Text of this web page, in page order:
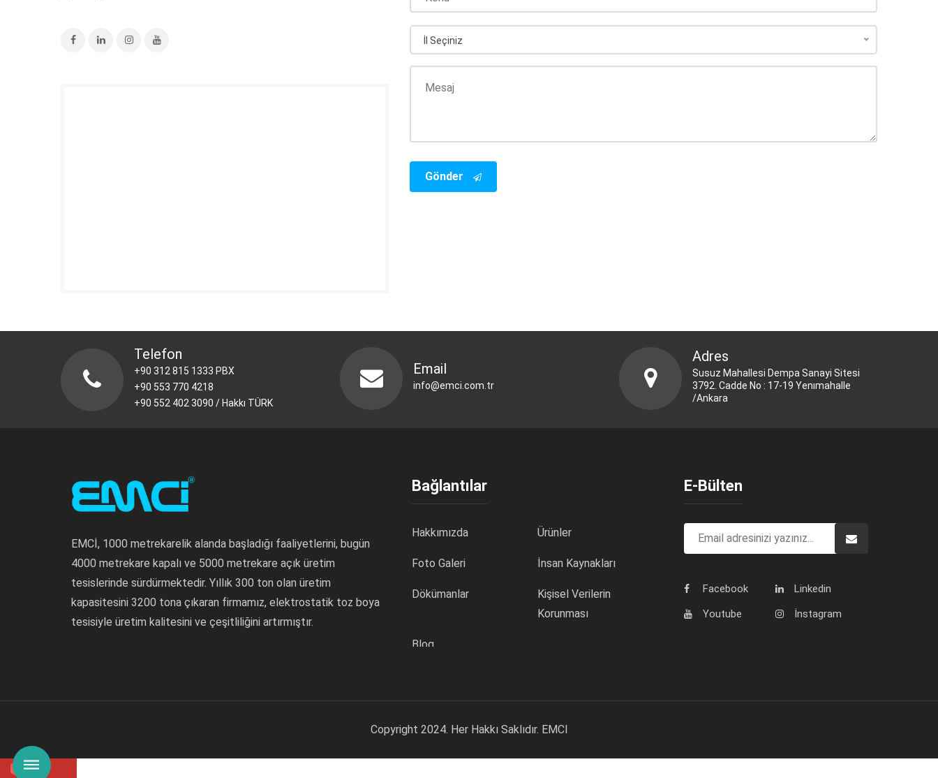
İl Seçiniz
Gönder
Telefon
+90 312 815 1333 PBX
+90 553 770 4218
+90 552 402 3090 / Hakkı TÜRK
Email
info@emci.com.tr
Adres
Susuz Mahallesi Dempa Sanayi Sitesi
3792. Cadde No : 17-19 Yenımahalle
/Ankara
EMCİ, 1000 metrekarelik alanda başladığı faaliyetlerini, bugün
4000 metrekare kapalı ve 5000 metrekare açık üretim
tesislerinde sürdürmektedir. Yıllık 300 ton olan üretim
kapasitesini 3200 tona çıkaran firmamız, elektrostatik toz boya
tesisiyle üretim kalitesini ve çeşitliliğini artırmıştır.
Facebook
Linkedin
Youtube
İnstagram
Bağlantılar
Hakkımızda Ürünler
Foto Galeri İnsan Kaynakları
Dökümanlar
Kişisel Verilerin
Korunması
Blog
E-Bülten
Copyright 2024. Her Hakkı Saklıdır. EMCI
1